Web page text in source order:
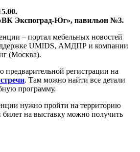
Экспоград-Юг», павильон №3.
– портал мебельных новостей
UMIDS, АМДПР и компании
(Москва).
предварительной регистрации на
. Там можно найти все детали
программу.
нужно пройти на территорию
на выставку можно получить